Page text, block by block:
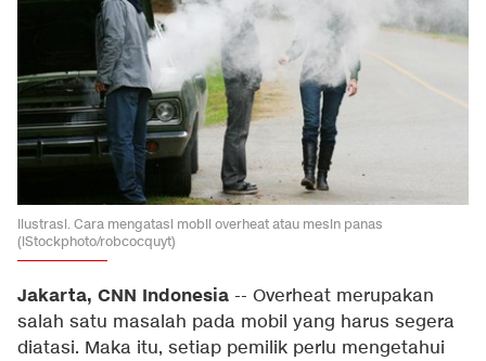
Ilustrasi. Cara mengatasi mobil overheat atau mesin panas
(iStockphoto/robcocquyt)
Jakarta, CNN Indonesia -- Overheat merupakan
salah satu masalah pada mobil yang harus segera
diatasi. Maka itu, setiap pemilik perlu mengetahui